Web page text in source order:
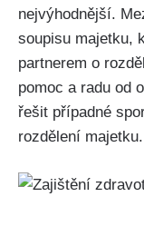
nejvýhodnější.
soupisu majetku,
partnerem o
pomoc a radu od
řešit případné
rozdělení majetku.